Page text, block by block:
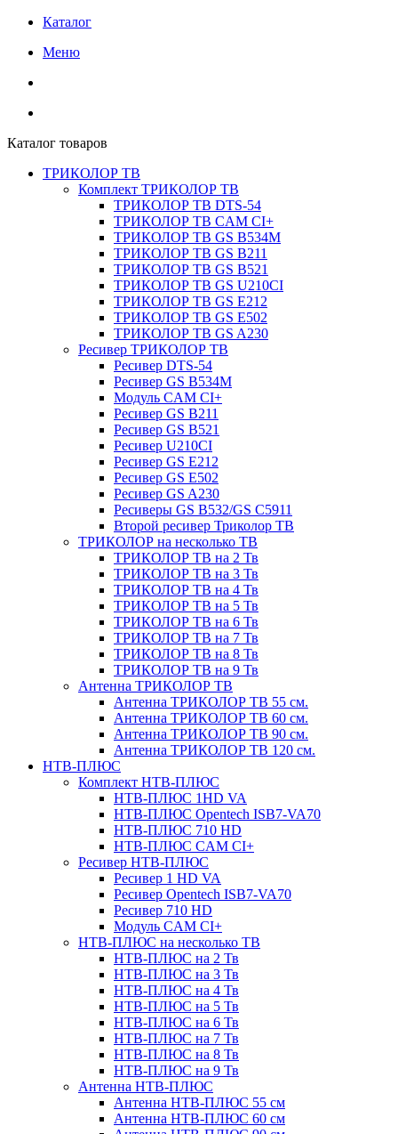
Каталог
Меню
Каталог товаров
ТРИКОЛОР ТВ
Комплект ТРИКОЛОР ТВ
ТРИКОЛОР ТВ DTS-54
ТРИКОЛОР ТВ CAM CI+
ТРИКОЛОР ТВ GS B534M
ТРИКОЛОР ТВ GS B211
ТРИКОЛОР ТВ GS B521
ТРИКОЛОР ТВ GS U210CI
ТРИКОЛОР ТВ GS E212
ТРИКОЛОР ТВ GS E502
ТРИКОЛОР ТВ GS A230
Ресивер ТРИКОЛОР ТВ
Ресивер DTS-54
Ресивер GS B534M
Модуль CAM CI+
Ресивер GS B211
Ресивер GS B521
Ресивер U210CI
Ресивер GS E212
Ресивер GS E502
Ресивер GS A230
Ресиверы GS B532/GS C5911
Второй ресивер Триколор ТВ
ТРИКОЛОР на несколько ТВ
ТРИКОЛОР ТВ на 2 Тв
ТРИКОЛОР ТВ на 3 Тв
ТРИКОЛОР ТВ на 4 Тв
ТРИКОЛОР ТВ на 5 Тв
ТРИКОЛОР ТВ на 6 Тв
ТРИКОЛОР ТВ на 7 Тв
ТРИКОЛОР ТВ на 8 Тв
ТРИКОЛОР ТВ на 9 Тв
Антенна ТРИКОЛОР ТВ
Антенна ТРИКОЛОР ТВ 55 см.
Антенна ТРИКОЛОР ТВ 60 см.
Антенна ТРИКОЛОР ТВ 90 см.
Антенна ТРИКОЛОР ТВ 120 см.
НТВ-ПЛЮС
Комплект НТВ-ПЛЮС
НТВ-ПЛЮС 1HD VA
НТВ-ПЛЮС Opentech ISB7-VA70
НТВ-ПЛЮС 710 HD
НТВ-ПЛЮС CAM CI+
Ресивер НТВ-ПЛЮС
Ресивер 1 HD VA
Ресивер Opentech ISB7-VA70
Ресивер 710 HD
Модуль CAM CI+
НТВ-ПЛЮС на несколько ТВ
НТВ-ПЛЮС на 2 Тв
НТВ-ПЛЮС на 3 Тв
НТВ-ПЛЮС на 4 Тв
НТВ-ПЛЮС на 5 Тв
НТВ-ПЛЮС на 6 Тв
НТВ-ПЛЮС на 7 Тв
НТВ-ПЛЮС на 8 Тв
НТВ-ПЛЮС на 9 Тв
Антенна НТВ-ПЛЮС
Антенна НТВ-ПЛЮС 55 см
Антенна НТВ-ПЛЮС 60 см